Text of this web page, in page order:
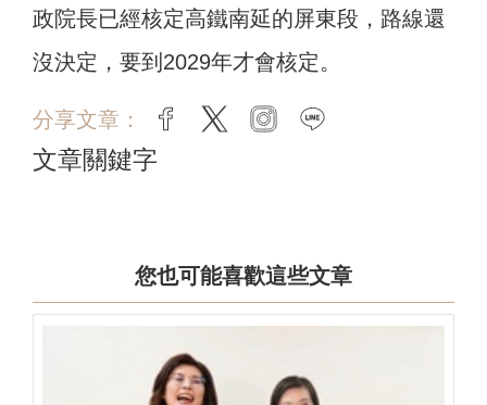
政院長已經核定高鐵南延的屏東段，路線還
沒決定，要到2029年才會核定。
分享文章： facebook
twitter instagram
文章關鍵字
您也可能喜歡這些文章